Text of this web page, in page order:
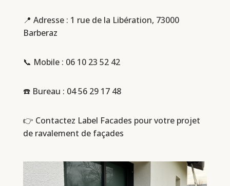
📍 Adresse : 1 rue de la Libération, 73000
Barberaz
📞 Mobile : 06 10 23 52 42
☎️ Bureau : 04 56 29 17 48
👉 Contactez Label Facades pour votre projet
de ravalement de façades